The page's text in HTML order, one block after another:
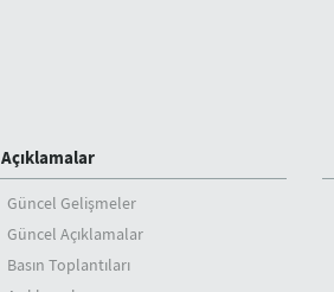
Açıklamalar
Güncel Gelişmeler
Güncel Açıklamalar
Basın Toplantıları